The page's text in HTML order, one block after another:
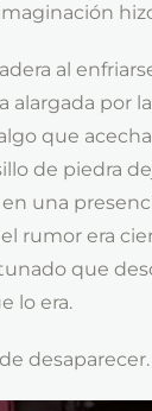
al
alargada por
que
de piedra
una
rumor era
que
lo era.
desaparecer.